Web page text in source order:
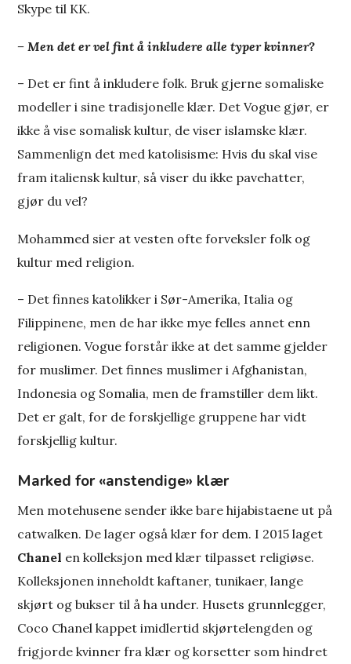
Skype til KK.
– Men det er vel fint å inkludere alle typer kvinner?
– Det er fint å inkludere folk. Bruk gjerne somaliske
modeller i sine tradisjonelle klær. Det Vogue gjør, er
ikke å vise somalisk kultur, de viser islamske klær.
Sammenlign det med katolisisme: Hvis du skal vise
fram italiensk kultur, så viser du ikke pavehatter,
gjør du vel?
Mohammed sier at vesten ofte forveksler folk og
kultur med religion.
– Det finnes katolikker i Sør-Amerika, Italia og
Filippinene, men de har ikke mye felles annet enn
religionen. Vogue forstår ikke at det samme gjelder
for muslimer. Det finnes muslimer i Afghanistan,
Indonesia og Somalia, men de framstiller dem likt.
Det er galt, for de forskjellige gruppene har vidt
forskjellig kultur.
Marked for «anstendige» klær
Men motehusene sender ikke bare hijabistaene ut på
catwalken. De lager også klær for dem. I 2015 laget
Chanel en kolleksjon med klær tilpasset religiøse.
Kolleksjonen inneholdt kaftaner, tunikaer, lange
skjørt og bukser til å ha under. Husets grunnlegger,
Coco Chanel kappet imidlertid skjørtelengden og
frigjorde kvinner fra klær og korsetter som hindret